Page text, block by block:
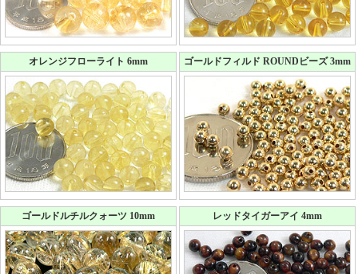
オレンジフローライト 6mm ゴールドフィルド ROUNDビーズ 3mm
ゴールドルチルクォーツ 10mm レッドタイガーアイ 4mm